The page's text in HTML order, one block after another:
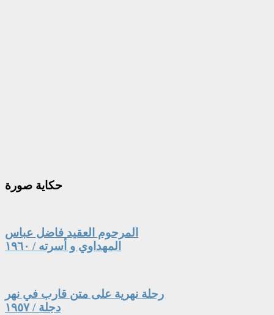
حكاية صورة
المرحوم العقيد فاضل عباس
المهداوي و أسرته / ١٩٦٠
رحلة نهرية على متن قارب في نهر
دجلة / ١٩٥٧